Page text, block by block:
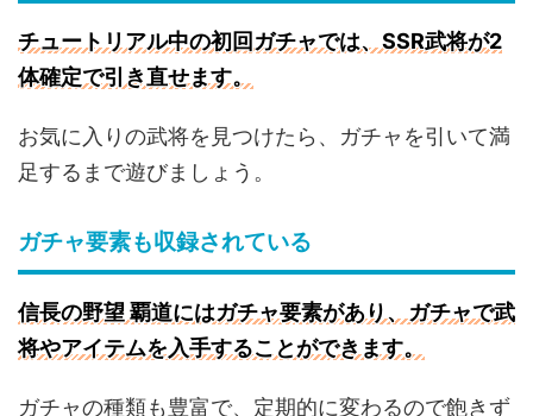
チュートリアル中の初回ガチャでは、SSR武将が2
体確定で引き直せます。
お気に入りの武将を見つけたら、ガチャを引いて満
足するまで遊びましょう。
ガチャ要素も収録されている
信長の野望 覇道にはガチャ要素があり、ガチャで武
将やアイテムを入手することができます。
ガチャの種類も豊富で、定期的に変わるので飽きず